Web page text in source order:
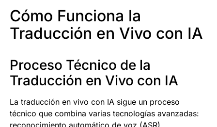
Cómo Funciona la
Traducción en Vivo con IA
Proceso Técnico de la
Traducción en Vivo con IA
La traducción en vivo con IA sigue un proceso
técnico que combina varias tecnologías avanzadas:
reconocimiento automático de voz (ASR),